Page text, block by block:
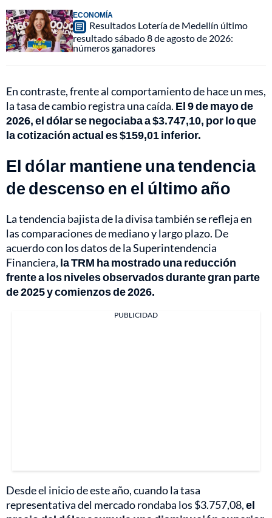
ECONOMÍA
Resultados Lotería de Medellín último
resultado sábado 8 de agosto de 2026:
números ganadores
En contraste, frente al comportamiento de hace un mes,
la tasa de cambio registra una caída. El 9 de mayo de
2026, el dólar se negociaba a $3.747,10, por lo que
la cotización actual es $159,01 inferior.
El dólar mantiene una tendencia
de descenso en el último año
La tendencia bajista de la divisa también se refleja en
las comparaciones de mediano y largo plazo. De
acuerdo con los datos de la Superintendencia
Financiera, la TRM ha mostrado una reducción
frente a los niveles observados durante gran parte
de 2025 y comienzos de 2026.
PUBLICIDAD
Desde el inicio de este año, cuando la tasa
representativa del mercado rondaba los $3.757,08,el